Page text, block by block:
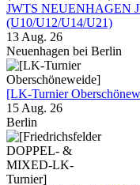
JWTS NEUENHAGEN
(U10/U12/U14/U21)
13 Aug. 26
Neuenhagen bei Berlin
[LK-Turnier
15 Aug. 26
Berlin